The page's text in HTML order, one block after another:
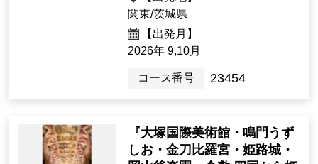
岳・黒岳はロープウェイ
から空中散歩
[Departure Place]
Kanto /Ibaraki Prefecture